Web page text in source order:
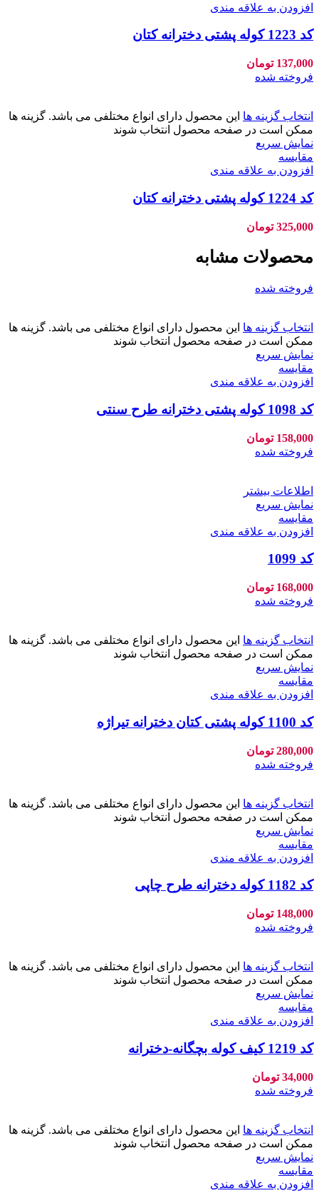
افزودن به علاقه مندی
کد 1223 کوله پشتی دخترانه کتان
137,000 تومان
فروخته شده
انتخاب گزینه ها این محصول دارای انواع مختلفی می باشد. گزینه ها
ممکن است در صفحه محصول انتخاب شوند
نمایش سریع
مقايسه
افزودن به علاقه مندی
کد 1224 کوله پشتی دخترانه کتان
325,000 تومان
محصولات مشابه
فروخته شده
انتخاب گزینه ها این محصول دارای انواع مختلفی می باشد. گزینه ها
ممکن است در صفحه محصول انتخاب شوند
نمایش سریع
مقايسه
افزودن به علاقه مندی
کد 1098 کوله پشتی دخترانه طرح سنتی
158,000 تومان
فروخته شده
اطلاعات بیشتر
نمایش سریع
مقايسه
افزودن به علاقه مندی
کد 1099
168,000 تومان
فروخته شده
انتخاب گزینه ها این محصول دارای انواع مختلفی می باشد. گزینه ها
ممکن است در صفحه محصول انتخاب شوند
نمایش سریع
مقايسه
افزودن به علاقه مندی
کد 1100 کوله پشتی کتان دخترانه تیراژه
280,000 تومان
فروخته شده
انتخاب گزینه ها این محصول دارای انواع مختلفی می باشد. گزینه ها
ممکن است در صفحه محصول انتخاب شوند
نمایش سریع
مقايسه
افزودن به علاقه مندی
کد 1182 کوله دخترانه طرح چاپی
148,000 تومان
فروخته شده
انتخاب گزینه ها این محصول دارای انواع مختلفی می باشد. گزینه ها
ممکن است در صفحه محصول انتخاب شوند
نمایش سریع
مقايسه
افزودن به علاقه مندی
کد 1219 کیف کوله بچگانه-دخترانه
34,000 تومان
فروخته شده
انتخاب گزینه ها این محصول دارای انواع مختلفی می باشد. گزینه ها
ممکن است در صفحه محصول انتخاب شوند
نمایش سریع
مقايسه
افزودن به علاقه مندی